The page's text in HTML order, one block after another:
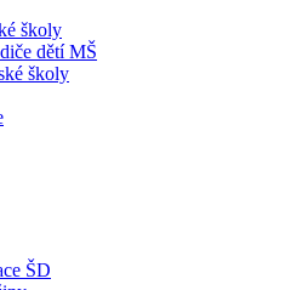
školy
dětí MŠ
školy
ŠD